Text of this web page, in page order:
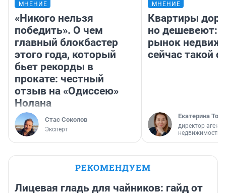
МНЕНИЕ
«Никого нельзя
победить». О чем
главный блокбастер
этого года, который
бьет рекорды в
прокате: честный
отзыв на «Одиссею»
Нолана
Стас Соколов
Эксперт
МНЕНИЕ
Квартиры
но дешевеют:
рынок
сейчас такой
Екатерина
директор
недвижимости
РЕКОМЕНДУЕМ
Лицевая гладь для чайников: гайд от